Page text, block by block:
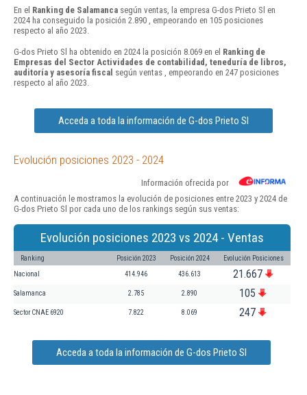
En el Ranking de Salamanca según ventas, la empresa G-dos Prieto Sl en
2024 ha conseguido la posición 2.890 , empeorando en 105 posiciones
respecto al año 2023.
G-dos Prieto Sl ha obtenido en 2024 la posición 8.069 en el Ranking de
Empresas del Sector Actividades de contabilidad, teneduría de libros,
auditoría y asesoría fiscal según ventas , empeorando en 247 posiciones
respecto al año 2023.
Acceda a toda la información de G-dos Prieto Sl
Evolución posiciones 2023 - 2024
Información ofrecida por
A continuación le mostramos la evolución de posiciones entre 2023 y 2024 de
G-dos Prieto Sl por cada uno de los rankings según sus ventas:
Evolución posiciones 2023 vs 2024 - Ventas
Ranking Posición 2023 Posición 2024 Evolución Posiciones
Nacional 414.946 436.613 21.667
Salamanca 2.785 2.890 105
Sector CNAE 6920 7.822 8.069 247
Acceda a toda la información de G-dos Prieto Sl